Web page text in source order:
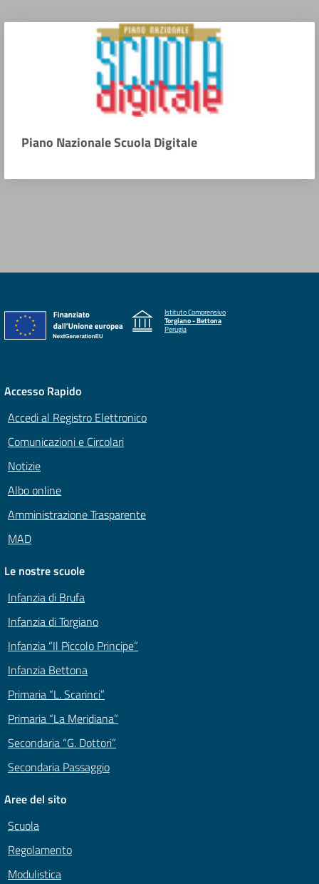
Piano Nazionale Scuola Digitale
Istituto Comprensivo
Torgiano - Bettona
Perugia
Accesso Rapido
Accedi al Registro Elettronico
Comunicazioni e Circolari
Notizie
Albo online
Amministrazione Trasparente
MAD
Le nostre scuole
Infanzia di Brufa
Infanzia di Torgiano
Infanzia “Il Piccolo Principe”
Infanzia Bettona
Primaria “L. Scarinci”
Primaria “La Meridiana”
Secondaria “G. Dottori”
Secondaria Passaggio
Aree del sito
Scuola
Regolamento
Modulistica